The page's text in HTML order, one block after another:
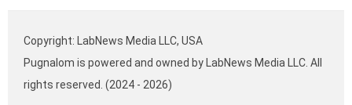
Copyright: LabNews Media LLC, USA
Pugnalom is powered and owned by LabNews Media LLC. All
rights reserved. (2024 - 2026)